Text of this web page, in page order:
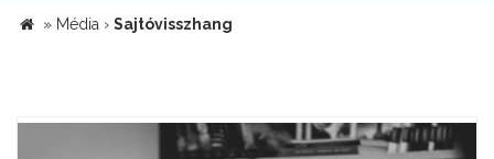
» Média › Sajtóvisszhang